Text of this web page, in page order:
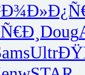
Doug
Ultr